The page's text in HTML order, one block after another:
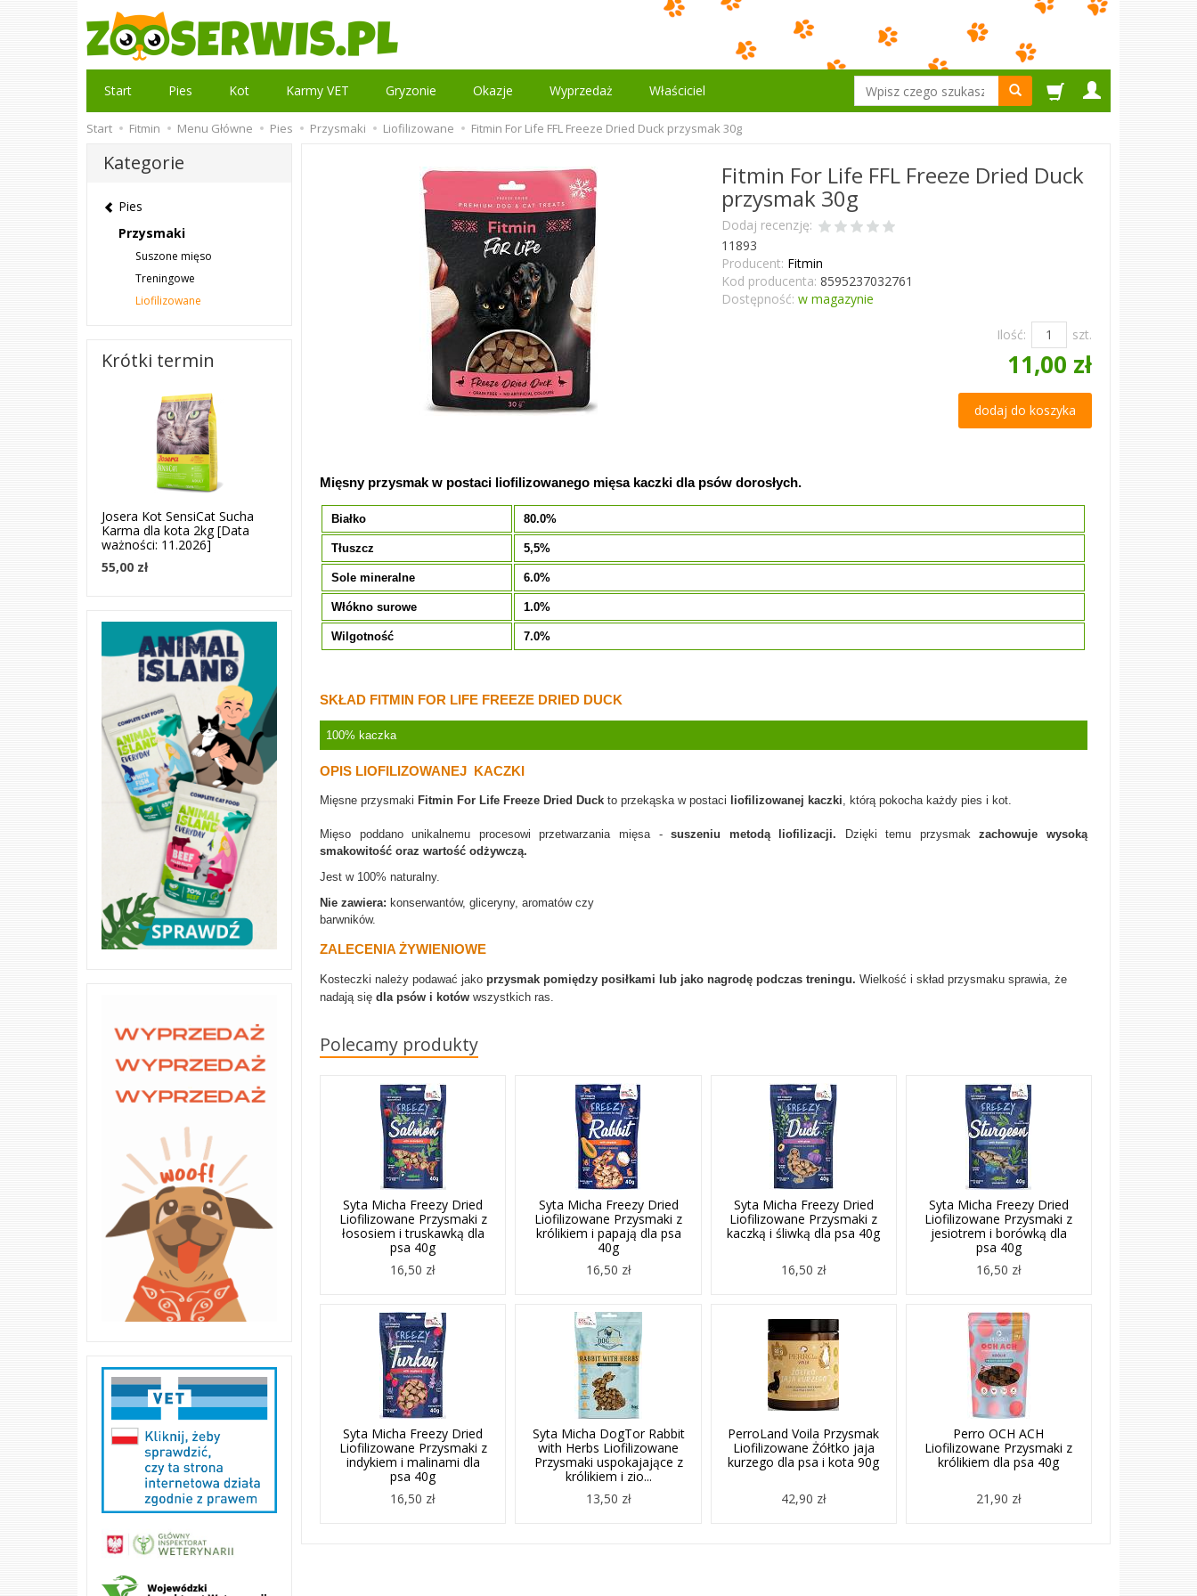
Wyszukaj
Start Pies Kot Karmy VET Gryzonie Okazje Wyprzedaż Właściciel
Start Fitmin Menu Główne Pies Przysmaki Liofilizowane Fitmin For Life FFL Freeze Dried Duck przysmak 30g
Fitmin For Life FFL Freeze Dried Duck
przysmak 30g
Dodaj recenzję:
11893
Producent: Fitmin
Kod producenta: 8595237032761
Dostępność: w magazynie
Ilość: szt.
11,00 zł
dodaj do koszyka
Mięsny przysmak w postaci liofilizowanego mięsa kaczki dla psów dorosłych.
Białko 80.0%
Tłuszcz 5,5%
Sole mineralne 6.0%
Włókno surowe 1.0%
Wilgotność 7.0%
SKŁAD FITMIN FOR LIFE FREEZE DRIED DUCK
100% kaczka
OPIS LIOFILIZOWANEJ KACZKI
Mięsne przysmaki Fitmin For Life Freeze Dried Duck to przekąska w postaci liofilizowanej kaczki, którą pokocha każdy pies i kot.
Mięso poddano unikalnemu procesowi przetwarzania mięsa -suszeniu metodą liofilizacji. Dzięki temu przysmakzachowuje wysoką
smakowitość oraz wartość odżywczą.
Jest w 100% naturalny.
Nie zawiera: konserwantów, gliceryny, aromatów czy
barwników.
ZALECENIA ŻYWIENIOWE
Kosteczki należy podawać jakoprzysmak pomiędzy posiłkami lub jako nagrodę podczas treningu. Wielkość i skład przysmaku sprawia, że
nadają siędla psów i kotów wszystkich ras.
Polecamy produkty
Syta Micha Freezy Dried
Liofilizowane Przysmaki z
łososiem i truskawką dla
psa 40g
16,50 zł
Syta Micha Freezy Dried
Liofilizowane Przysmaki z
królikiem i papają dla psa
40g
16,50 zł
Syta Micha Freezy Dried
Liofilizowane Przysmaki z
kaczką i śliwką dla psa 40g
16,50 zł
Syta Micha Freezy Dried
Liofilizowane Przysmaki z
jesiotrem i borówką dla
psa 40g
16,50 zł
Syta Micha Freezy Dried
Liofilizowane Przysmaki z
indykiem i malinami dla
psa 40g
16,50 zł
Syta Micha DogTor Rabbit
with Herbs Liofilizowane
Przysmaki uspokajające z
królikiem i zio...
13,50 zł
PerroLand Voila Przysmak
Liofilizowane Żółtko jaja
kurzego dla psa i kota 90g
42,90 zł
Perro OCH ACH
Liofilizowane Przysmaki z
królikiem dla psa 40g
21,90 zł
Kategorie
Pies
Przysmaki
Suszone mięso
Treningowe
Liofilizowane
Krótki termin
Josera Kot SensiCat Sucha
Karma dla kota 2kg [Data
ważności: 11.2026]
55,00 zł